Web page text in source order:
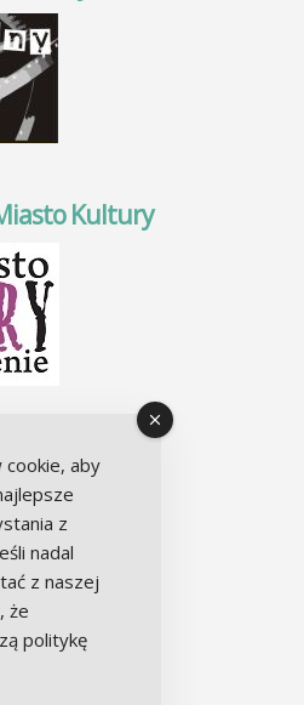
Kultury
cookie, aby
z
nadal
z naszej
że
politykę